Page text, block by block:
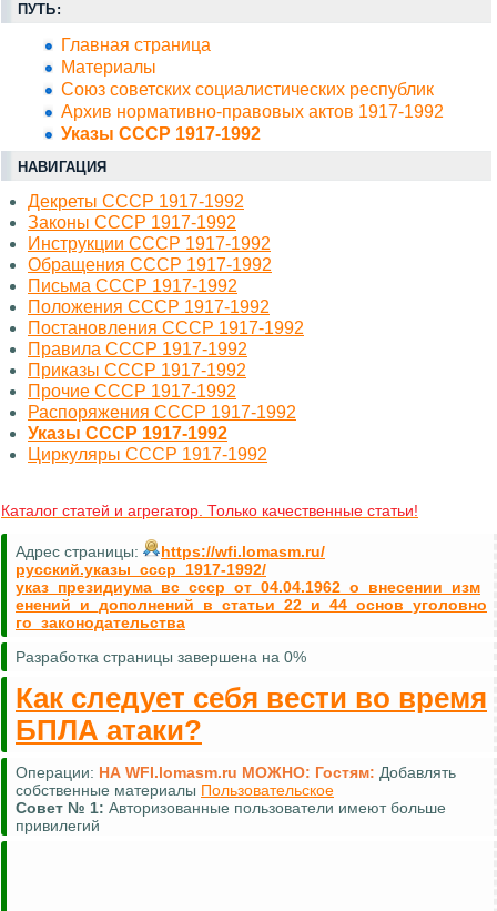
ПУТЬ:
Главная страница
Материалы
Союз советских социалистических республик
Архив нормативно-правовых актов 1917-1992
Указы СССР 1917-1992
НАВИГАЦИЯ
Декреты СССР 1917-1992
Законы СССР 1917-1992
Инструкции СССР 1917-1992
Обращения СССР 1917-1992
Письма СССР 1917-1992
Положения СССР 1917-1992
Постановления СССР 1917-1992
Правила СССР 1917-1992
Приказы СССР 1917-1992
Прочие СССР 1917-1992
Распоряжения СССР 1917-1992
Указы СССР 1917-1992
Циркуляры СССР 1917-1992
Каталог статей и агрегатор. Только качественные статьи!
Адрес страницы:
https://wfi.lomasm.ru/
русский.указы_ссср_1917-1992/
указ_президиума_вс_ссср_от_04.04.1962_о_внесении_изм
енений_и_дополнений_в_статьи_22_и_44_основ_уголовно
го_законодательства
Разработка страницы завершена на 0%
Как следует себя вести во время
БПЛА атаки?
Операции: НА WFI.lomasm.ru МОЖНО: Гостям: Добавлять
собственные материалы Пользовательское
Совет № 1: Авторизованные пользователи имеют больше
привилегий